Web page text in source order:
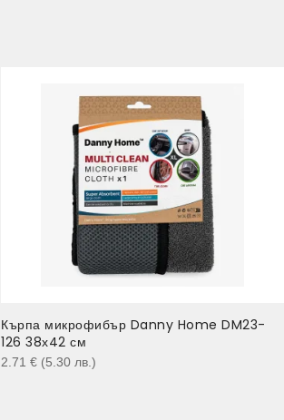
Кърпа микрофибър Danny Home DM23-
126 38х42 см
2.71 € (5.30 лв. )